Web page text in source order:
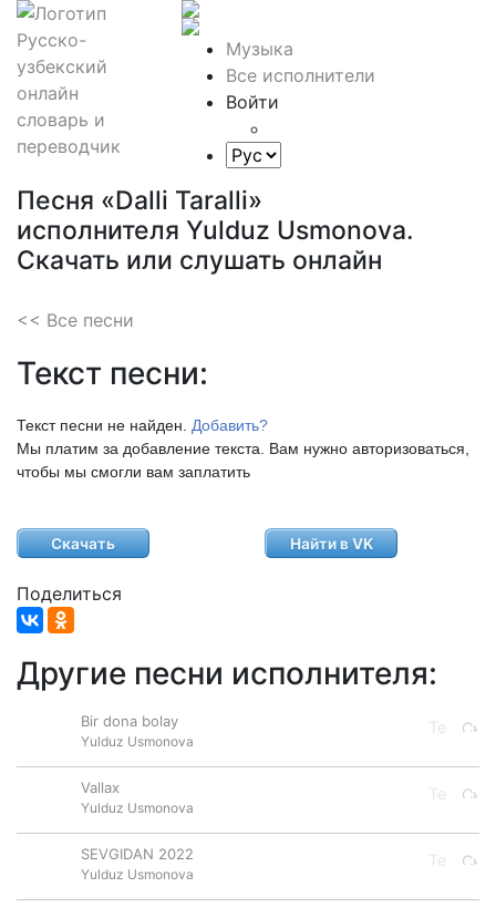
Музыка
Все исполнители
Войти
Песня «Dalli Taralli»
исполнителя Yulduz Usmonova.
Скачать или слушать онлайн
<< Все песни
Текст песни:
Текст песни не найден. Добавить?
Мы платим за добавление текста. Вам нужно авторизоваться,
чтобы мы смогли вам заплатить
Скачать Найти в VK
Поделиться
Другие песни исполнителя:
Bir dona bolay
Yulduz Usmonova
Vallax
Yulduz Usmonova
SEVGIDAN 2022
Yulduz Usmonova